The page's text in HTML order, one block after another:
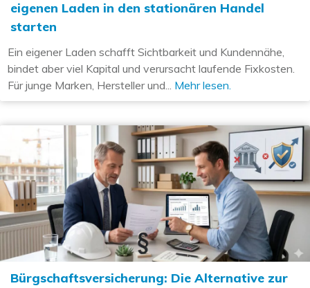
eigenen Laden in den stationären Handel
starten
Ein eigener Laden schafft Sichtbarkeit und Kundennähe,
bindet aber viel Kapital und verursacht laufende Fixkosten.
Für junge Marken, Hersteller und... Mehr lesen.
Bürgschaftsversicherung: Die Alternative zur